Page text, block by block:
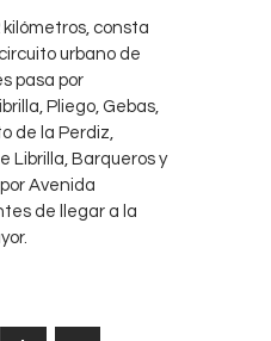
kilómetros, consta
urbano de
pasa por
Pliego, Gebas,
de la Perdiz,
Librilla, Barqueros y
Avenida
de llegar a la